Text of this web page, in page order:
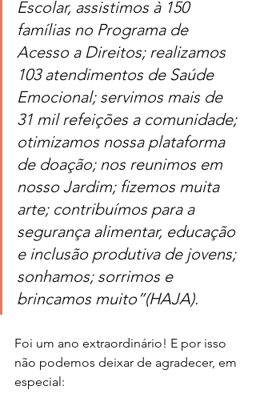
Escolar, assistimos à 150
famílias no Programa de
Acesso a Direitos; realizamos
103 atendimentos de Saúde
Emocional; servimos mais de
31 mil refeições a comunidade;
otimizamos nossa plataforma
de doação; nos reunimos em
nosso Jardim; fizemos muita
arte; contribuímos para a
segurança alimentar, educação
e inclusão produtiva de jovens;
sonhamos; sorrimos e
brincamos muito”(HAJA).
Foi um ano extraordinário! E por isso
não podemos deixar de agradecer, em
especial: